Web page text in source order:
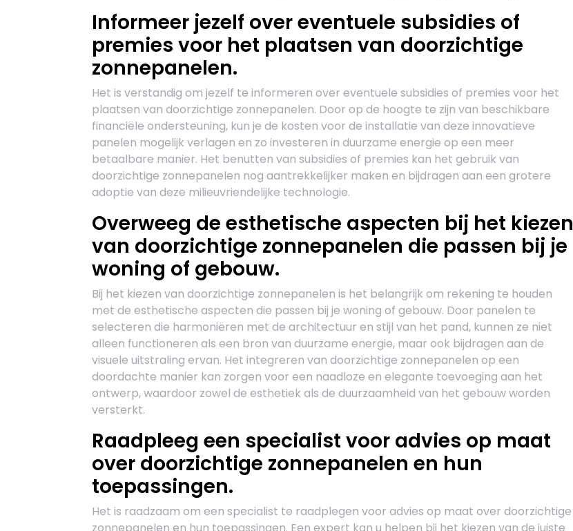
Informeer jezelf over eventuele subsidies of
premies voor het plaatsen van doorzichtige
zonnepanelen.
Het is verstandig om jezelf te informeren over eventuele subsidies of premies voor het
plaatsen van doorzichtige zonnepanelen. Door op de hoogte te zijn van beschikbare
financiële ondersteuning, kun je de kosten voor de installatie van deze innovatieve
panelen mogelijk verlagen en zo investeren in duurzame energie op een meer
betaalbare manier. Het benutten van subsidies of premies kan het gebruik van
doorzichtige zonnepanelen nog aantrekkelijker maken en bijdragen aan een grotere
adoptie van deze milieuvriendelijke technologie.
Overweeg de esthetische aspecten bij het kiezen
van doorzichtige zonnepanelen die passen bij je
woning of gebouw.
Bij het kiezen van doorzichtige zonnepanelen is het belangrijk om rekening te houden
met de esthetische aspecten die passen bij je woning of gebouw. Door panelen te
selecteren die harmoniëren met de architectuur en stijl van het pand, kunnen ze niet
alleen functioneren als een bron van duurzame energie, maar ook bijdragen aan de
visuele uitstraling ervan. Het integreren van doorzichtige zonnepanelen op een
doordachte manier kan zorgen voor een naadloze en elegante toevoeging aan het
ontwerp, waardoor zowel de esthetiek als de duurzaamheid van het gebouw worden
versterkt.
Raadpleeg een specialist voor advies op maat
over doorzichtige zonnepanelen en hun
toepassingen.
Het is raadzaam om een specialist te raadplegen voor advies op maat over doorzichtige